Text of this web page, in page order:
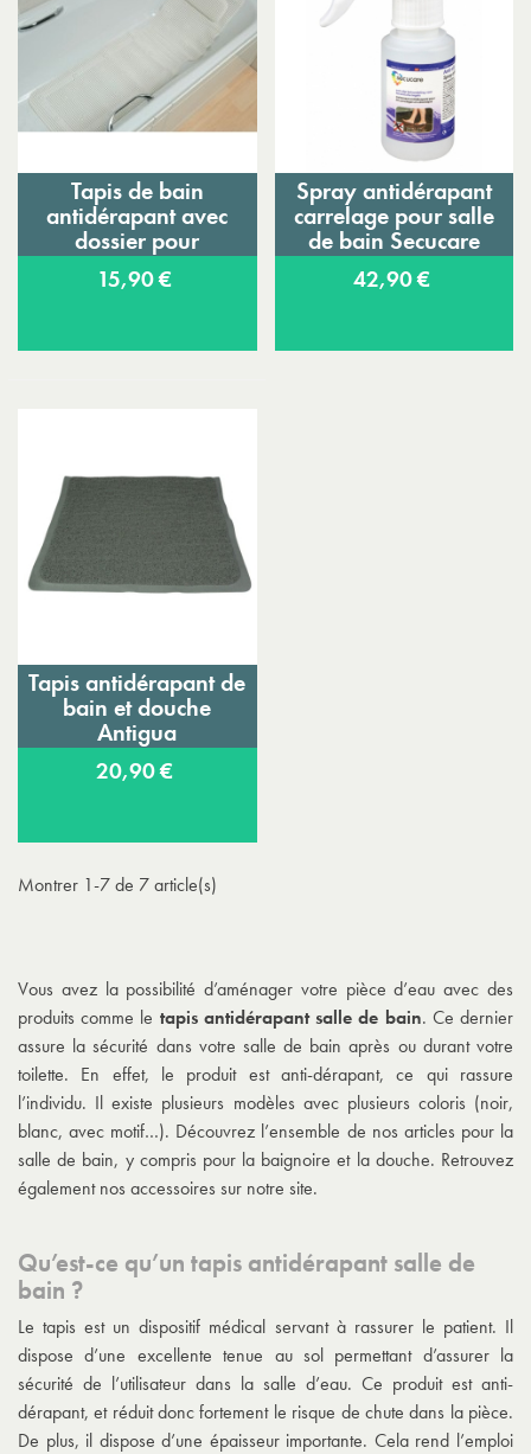
Tapis de bain
antidérapant avec
dossier pour
baignoire
15,90 €
Spray antidérapant
carrelage pour salle
de bain Secucare
42,90 €
Tapis antidérapant de
bain et douche
Antigua
20,90 €
Montrer 1-7 de 7 article(s)
Vous avez la possibilité d’aménager votre pièce d’eau avec des
produits comme le tapis antidérapant salle de bain. Ce dernier
assure la sécurité dans votre salle de bain après ou durant votre
toilette. En effet, le produit est anti-dérapant, ce qui rassure
l’individu. Il existe plusieurs modèles avec plusieurs coloris (noir,
blanc, avec motif…). Découvrez l’ensemble de nos articles pour la
salle de bain, y compris pour la baignoire et la douche. Retrouvez
également nos accessoires sur notre site.
Qu’est-ce qu’un tapis antidérapant salle de
bain ?
Le tapis est un dispositif médical servant à rassurer le patient. Il
dispose d’une excellente tenue au sol permettant d’assurer la
sécurité de l’utilisateur dans la salle d’eau. Ce produit est anti-
dérapant, et réduit donc fortement le risque de chute dans la pièce.
De plus, il dispose d’une épaisseur importante. Cela rend l’emploi